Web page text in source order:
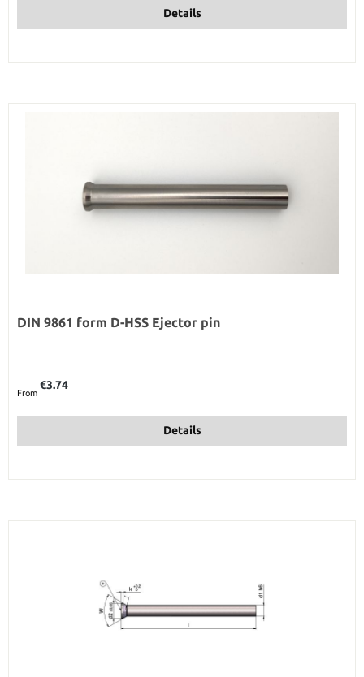
Details
DIN 9861 form D-HSS Ejector pin
From
€3.74
Details